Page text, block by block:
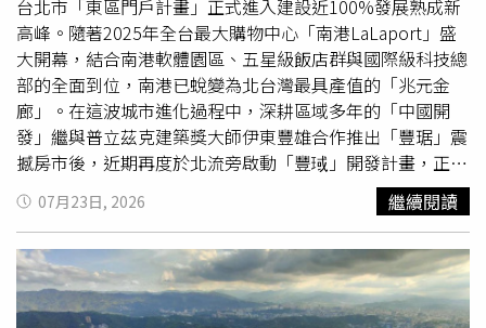
年至2026年。他認為，2025年至2026年甚至可說是近年最
大一波新案交屋潮。隨著預售屋陸續完工、買方辦理對保與
房貸撥款，相關貸款需求集中入帳，因此即使當前房市成交
量降溫，不動產貸款餘額仍可能持續緩步增加。這也顯示，
房貸餘額增加不完全來自當期新增買氣，部分其實是數年前
預售交易延後反映的交屋與撥款需求。貸款餘額增加 不等
於房市全面回溫不過，兩位專家均提醒，不動產貸款餘額增
加，不宜直接等同於市場交易量全面回升，更不能據此解讀
為銀行資金已全面回流房市。張旭嵐表示，房貸還款年期普
遍較長，舊有貸款餘額消化速度有限，加上過去預售案陸續
完工交屋，即使近期市場交易量下降，整體貸款餘額仍可能
增加。賴志昶指出，根據內政部統計，今年上半年建物買賣
可能面臨修正壓力。三大買盤 有望率先回流房市至於哪些
買盤可能率先回流市場？李同榮表示，主要包括三大族群，
分別是因房價高漲而延後購屋、轉向股市投資的首購族；等
待市場修正、暫緩換屋計畫的換屋族；以及在股市獲利了結
後，重新進行股、房、債多元資產配置的高資產客群與法人
資金。徐佳馨：央行政策仍是最大變數不過，徐佳馨則持不
同角度觀察。她指出，過去台灣股市與房市確實具有一定連
動性，但本波市場受到央行選擇性信用管制影響，即使已有
不少高資產族群將部分資金由股市轉向房市，整體市場價量
仍未因股市熱絡而明顯增溫，顯示政策仍是左右房市的重要
因素。信用管制若鬆綁 成屋市場可望先反應徐佳馨分析，
後續市場能否出現更明顯的資金回流，關鍵仍在央行是否適
度調整選擇性信用管制措施。若未來政策逐步鬆綁，在資金
台北市「東區門戶計畫」正式進入建設近100%發展熟成新
高峰。隨著2025年全台最大購物中心「南港LaLaport」盛
大開幕，結合南港軟體園區、五星級飯店群與國際級科技總
部的全面到位，南港已蛻變為北台灣最具產值的「兆元金
廊」。在這波城市進化過程中，深耕區域多年的「中國開
發」繼與普立茲克建築獎大師伊東豐雄合作推出「豐琚」震
撼房市後，近期再度於北流旁啟動「豐琙」開發計畫，正式
揭開該區以「北流靜巷-樹海新居境」的品牌聚落序幕。AI
產業磁吸力全面引爆南港蛻變有目共睹，目前已匯集全球AI
龍頭輝達（NVIDIA）、IBM、AMD、聯想等跨國企業接連進
駐，以科技核心之姿，吸引大量科技產業菁英就業。商業機
能成熟更是成熟，除了原有Citylink百貨，規模達4萬7000坪
的「南港 LaLaport」帶來300家精品與主題餐飲外，台北漢
07月23日, 2026 繼續閱讀